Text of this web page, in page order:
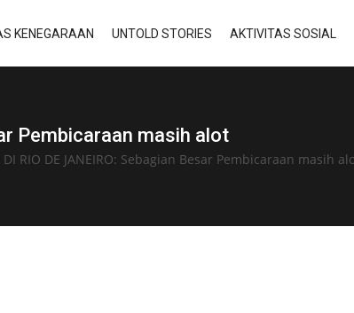
KENEGARAAN UNTOLD STORIES AKTIVITAS SOSIAL
Pembicaraan masih alot
DI RIO DE JANEIRO: Sebagian Besar Pembicaraan masih